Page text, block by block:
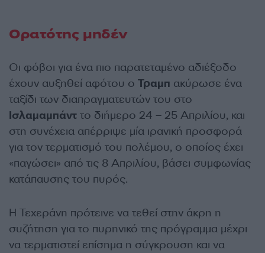
Ορατότης μηδέν
Οι φόβοι για ένα πιο παρατεταμένο αδιέξοδο
έχουν αυξηθεί αφότου ο Τραμπ ακύρωσε ένα
ταξίδι των διαπραγματευτών του στο
Ισλαμαμπάντ το διήμερο 24 – 25 Απριλίου, και
στη συνέχεια απέρριψε μία ιρανική προσφορά
για τον τερματισμό του πολέμου, ο οποίος έχει
«παγώσει» από τις 8 Απριλίου, βάσει συμφωνίας
κατάπαυσης του πυρός.
Η Τεχεράνη πρότεινε να τεθεί στην άκρη η
συζήτηση για το πυρηνικό της πρόγραμμα μέχρι
να τερματιστεί επίσημα η σύγκρουση και να